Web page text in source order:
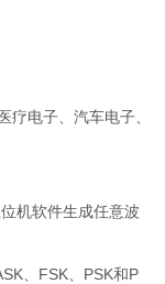
疗电子、汽车电子、
机软件生成任意波
FSK PSK和P